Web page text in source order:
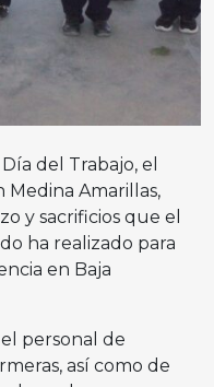
del Trabajo, el
Medina Amarillas,
y sacrificios que el
ha realizado para
en Baja
el personal de
así como de